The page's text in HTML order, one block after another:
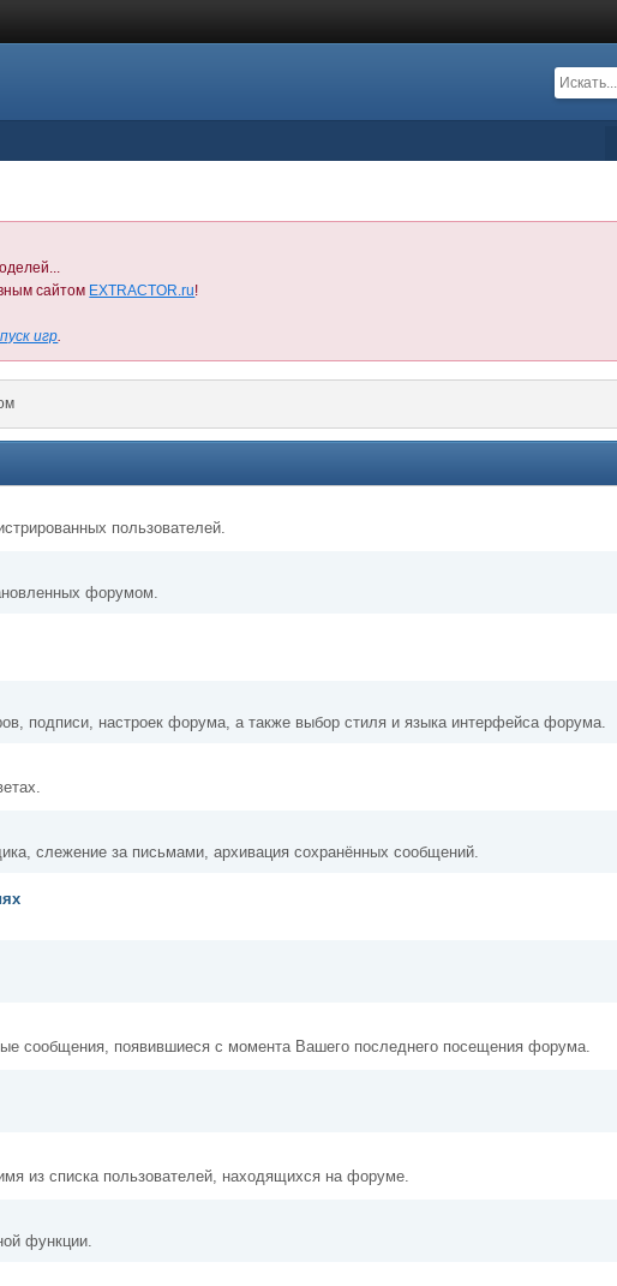
сайтом EXTRACTOR.ru!
игр.
пользователей.
форумом.
подписи, настроек форума, а также выбор стиля и языка интерфейса форума.
слежение за письмами, архивация сохранённых сообщений.
сообщения, появившиеся с момента Вашего последнего посещения форума.
из списка пользователей, находящихся на форуме.
функции.